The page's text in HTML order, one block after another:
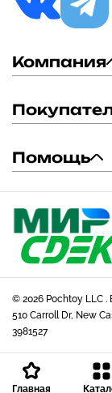
Компания
Помощь
© 2026 Pochtoy LLC
510 Carroll Dr, New
3981527
Главная